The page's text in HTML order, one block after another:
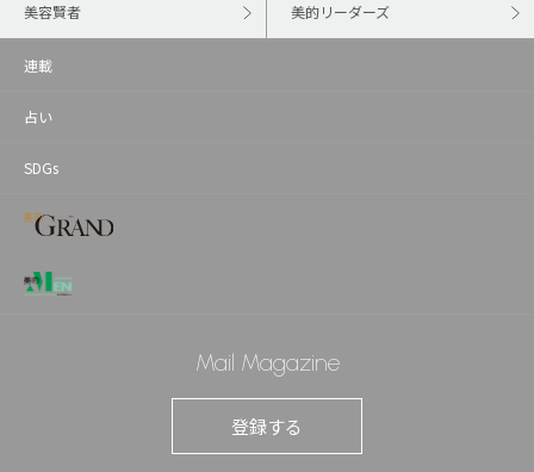
美容賢者 美的リーダーズ
連載
占い
SDGs
Mail Magazine
登録する